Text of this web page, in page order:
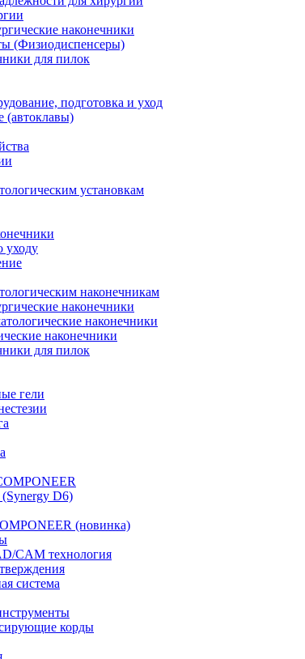
наконечники
(Физиодиспенсеры)
для пилок
подготовка и уход
(автоклавы)
установкам
уходу
наконечникам
наконечники
наконечники
наконечники
для пилок
гели
D6)
(новинка)
СAM технология
система
корды